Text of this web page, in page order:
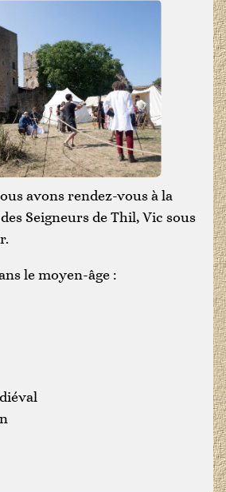
avons rendez-vous à la
Seigneurs de Thil, Vic sous
le moyen-âge :